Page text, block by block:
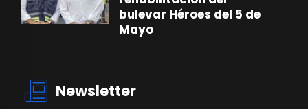
bulevar Héroes del 5 de
Mayo
Newsletter